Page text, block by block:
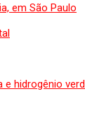
em São Paulo
e hidrogênio